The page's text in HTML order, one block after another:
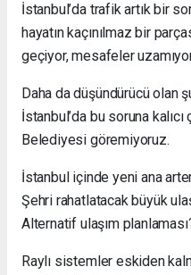
İstanbul’da trafik artık bir
hayatın kaçınılmaz bir
geçiyor, mesafeler
Daha da düşündürücü olan
İstanbul’da bu soruna
Belediyesi göremiyoruz.
İstanbul içinde yeni ana
Şehri rahatlatacak büyük
Alternatif ulaşım
Raylı sistemler eskiden